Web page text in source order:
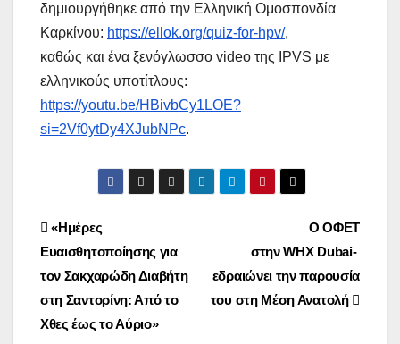
δημιουργήθηκε από την Ελληνική Ομοσπονδία
Καρκίνου: https://ellok.org/quiz-for-hpv/,
καθώς και ένα ξενόγλωσσο video της IPVS με
ελληνικούς υποτίτλους:
https://youtu.be/HBivbCy1LOE?
si=2Vf0ytDy4XJubNPc.
Post
navigation
Ο ΟΦΕΤ
στην WHX Dubai-
εδραιώνει την παρουσία
του στη Μέση Ανατολή
«Ημέρες
Ευαισθητοποίησης για
τον Σακχαρώδη Διαβήτη
στη Σαντορίνη: Από το
Χθες έως το Αύριο»